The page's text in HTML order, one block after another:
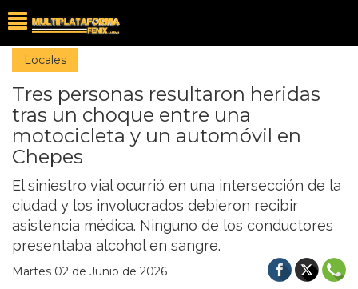
Locales
Tres personas resultaron heridas
tras un choque entre una
motocicleta y un automóvil en
Chepes
El siniestro vial ocurrió en una intersección de la
ciudad y los involucrados debieron recibir
asistencia médica. Ninguno de los conductores
presentaba alcohol en sangre.
Martes 02 de Junio de 2026